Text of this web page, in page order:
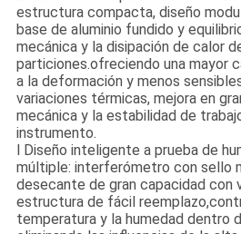
estructura compacta, diseño
base de aluminio fundido y
mecánica y la disipación de calor
particiones.ofreciendo una mayor
a la deformación y menos
variaciones térmicas, mejora en
mecánica y la estabilidad de
instrumento.
l Diseño inteligente a prueba de
múltiple: interferómetro con sello
desecante de gran capacidad con
estructura de fácil
temperatura y la humedad dentro